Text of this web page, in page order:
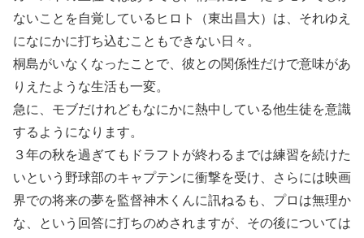
ないことを自覚しているヒロト（東出昌大）は、それゆえ
になにかに打ち込むこともできない日々。
桐島がいなくなったことで、彼との関係性だけで意味があ
りえたような生活も一変。
急に、モブだけれどもなにかに熱中している他生徒を意識
するようになります。
３年の秋を過ぎてもドラフトが終わるまでは練習を続けた
いという野球部のキャプテンに衝撃を受け、さらには映画
界での将来の夢を監督神木くんに訊ねるも、プロは無理か
な、という回答に打ちのめされますが、その後については